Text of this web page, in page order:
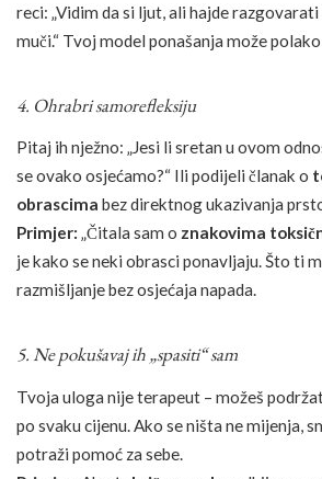
reci: „Vidim da si ljut, ali hajde
muči.“ Tvoj model ponašanja može
4. Ohrabri samorefleksiju
Pitaj ih nježno: „Jesi li sretan u ovom
se ovako osjećamo?“ Ili podijeli članak o
obrascima bez direktnog ukazivanja
Primjer: „Čitala sam o znakovima
je kako se neki obrasci ponavljaju. Što ti
razmišljanje bez osjećaja napada.
5. Ne pokušavaj ih „spasiti“ sam
Tvoja uloga nije terapeut – možeš
po svaku cijenu. Ako se ništa ne mijenja,
potraži pomoć za sebe.